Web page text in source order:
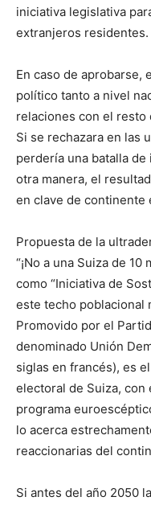
iniciativa legislativa
extranjeros residentes.
En caso de aprobarse,
político tanto a nivel
relaciones con el
Si se rechazara en las
perdería una batalla
otra manera, el
en clave de continente
Propuesta de la
“¡No a una Suiza de
como “Iniciativa de
este techo poblacional
Promovido por el
denominado Unión
siglas en francés), es
electoral de Suiza, con
programa
lo acerca
reaccionarias del
Si antes del año 2050